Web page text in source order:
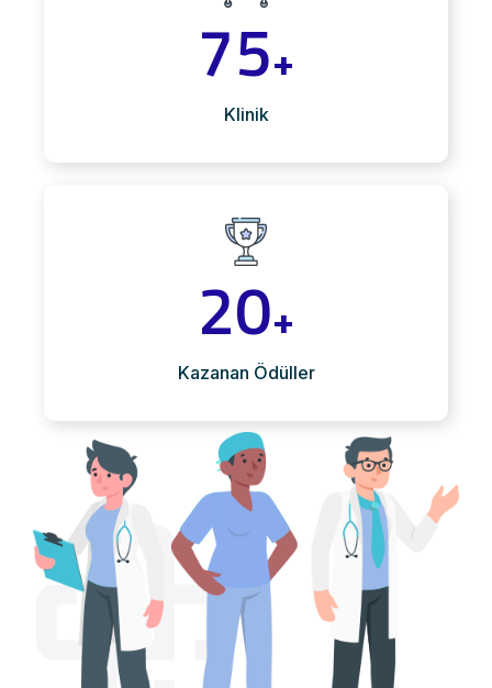
75+
Klinik
20+
Kazanan Ödüller